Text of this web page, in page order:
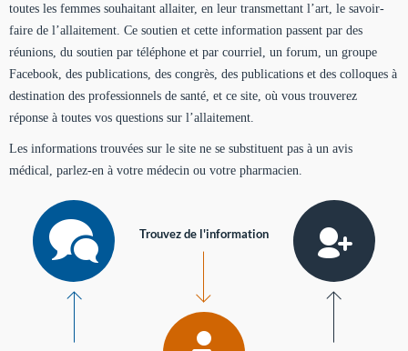
toutes les femmes souhaitant allaiter, en leur transmettant l’art, le savoir-
faire de l’allaitement. Ce soutien et cette information passent par des
réunions, du soutien par téléphone et par courriel, un forum, un groupe
Facebook, des publications, des congrès, des publications et des colloques à
destination des professionnels de santé, et ce site, où vous trouverez
réponse à toutes vos questions sur l’allaitement.
Les informations trouvées sur le site ne se substituent pas à un avis
médical, parlez-en à votre médecin ou votre pharmacien.
Trouvez de l'information